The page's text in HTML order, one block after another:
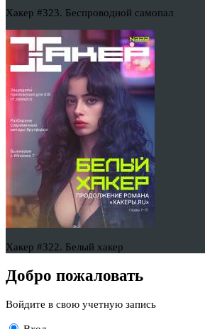
Хакер #323. Беспроводной самопал
Хакер #322. Белый хакер
Добро пожаловать
Войдите в свою учетную запись